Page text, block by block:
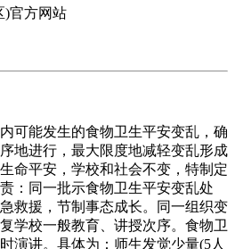
)官方网站
能发生的食物卫生平安变乱，确
地进行，最大限度地减轻变乱形成
命平安，学校和社会不变，特制定
：同一批示食物卫生平安变乱处
救援，节制事态成长。同一组织变
学校一般教育、讲授次序。食物卫
演讲。具体为：师生发觉少量(5人